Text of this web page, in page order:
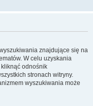
znajdujące się na
W celu uzyskania
odnośnik
stronach witryny.
wyszukiwania może